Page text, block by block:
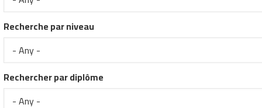
Recherche par niveau
Rechercher par diplôme